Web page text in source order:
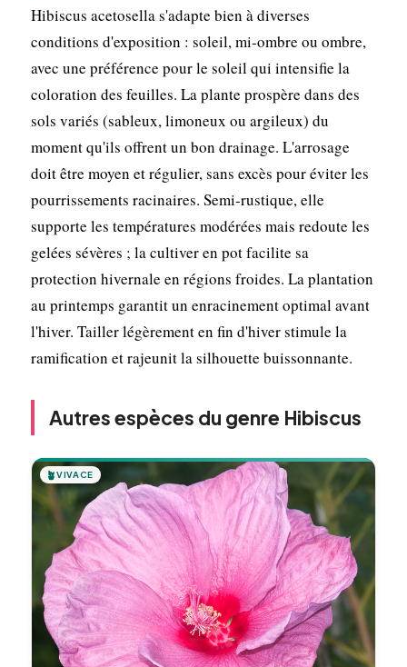
Hibiscus acetosella s'adapte bien à diverses
conditions d'exposition : soleil, mi-ombre ou ombre,
avec une préférence pour le soleil qui intensifie la
coloration des feuilles. La plante prospère dans des
sols variés (sableux, limoneux ou argileux) du
moment qu'ils offrent un bon drainage. L'arrosage
doit être moyen et régulier, sans excès pour éviter les
pourrissements racinaires. Semi-rustique, elle
supporte les températures modérées mais redoute les
gelées sévères ; la cultiver en pot facilite sa
protection hivernale en régions froides. La plantation
au printemps garantit un enracinement optimal avant
l'hiver. Tailler légèrement en fin d'hiver stimule la
ramification et rajeunit la silhouette buissonnante.
Autres espèces du genre Hibiscus
🪴VIVACE